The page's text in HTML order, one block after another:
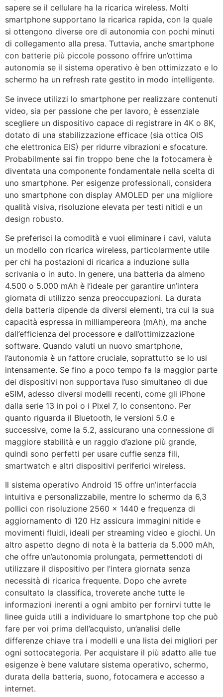
sapere se il cellulare ha la ricarica wireless. Molti
smartphone supportano la ricarica rapida, con la quale
si ottengono diverse ore di autonomia con pochi minuti
di collegamento alla presa. Tuttavia, anche smartphone
con batterie più piccole possono offrire un’ottima
autonomia se il sistema operativo è ben ottimizzato e lo
schermo ha un refresh rate gestito in modo intelligente.
Se invece utilizzi lo smartphone per realizzare contenuti
video, sia per passione che per lavoro, è essenziale
scegliere un dispositivo capace di registrare in 4K o 8K,
dotato di una stabilizzazione efficace (sia ottica OIS
che elettronica EIS) per ridurre vibrazioni e sfocature.
Probabilmente sai fin troppo bene che la fotocamera è
diventata una componente fondamentale nella scelta di
uno smartphone. Per esigenze professionali, considera
uno smartphone con display AMOLED per una migliore
qualità visiva, risoluzione elevata per testi nitidi e un
design robusto.
Se preferisci la comodità e vuoi eliminare i cavi, valuta
un modello con ricarica wireless, particolarmente utile
per chi ha postazioni di ricarica a induzione sulla
scrivania o in auto. In genere, una batteria da almeno
4.500 o 5.000 mAh è l’ideale per garantire un’intera
giornata di utilizzo senza preoccupazioni. La durata
della batteria dipende da diversi elementi, tra cui la sua
capacità espressa in milliampereora (mAh), ma anche
dall’efficienza del processore e dall’ottimizzazione
software. Quando valuti un nuovo smartphone,
l’autonomia è un fattore cruciale, soprattutto se lo usi
intensamente. Se fino a poco tempo fa la maggior parte
dei dispositivi non supportava l’uso simultaneo di due
eSIM, adesso diversi modelli recenti, come gli iPhone
dalla serie 13 in poi o i Pixel 7, lo consentono. Per
quanto riguarda il Bluetooth, le versioni 5.0 e
successive, come la 5.2, assicurano una connessione di
maggiore stabilità e un raggio d’azione più grande,
quindi sono perfetti per usare cuffie senza fili,
smartwatch e altri dispositivi periferici wireless.
Il sistema operativo Android 15 offre un’interfaccia
intuitiva e personalizzabile, mentre lo schermo da 6,3
pollici con risoluzione 2560 x 1440 e frequenza di
aggiornamento di 120 Hz assicura immagini nitide e
movimenti fluidi, ideali per streaming video e giochi. Un
altro aspetto degno di nota è la batteria da 5.000 mAh,
che offre un’autonomia prolungata, permettendoti di
utilizzare il dispositivo per l’intera giornata senza
necessità di ricarica frequente. Dopo che avrete
consultato la classifica, troverete anche tutte le
informazioni inerenti a ogni ambito per fornirvi tutte le
linee guida utili a individuare lo smartphone top che può
fare per voi prima dell’acquisto, un’analisi delle
differenze chiave tra i modelli e una lista dei migliori per
ogni sottocategoria. Per acquistare il più adatto alle tue
esigenze è bene valutare sistema operativo, schermo,
durata della batteria, suono, fotocamera e accesso a
internet.